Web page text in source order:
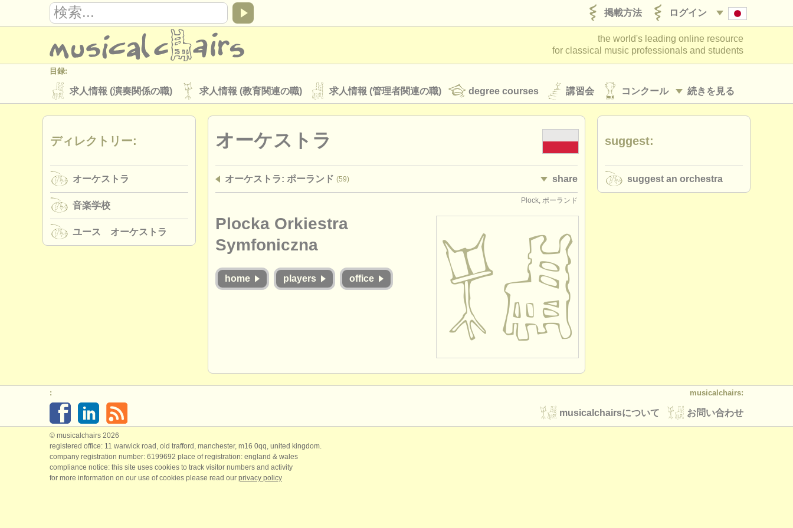
ログイン
掲載方法
the world's leading online resource
for classical music professionals and students
目録:
続きを見る
求人情報 (演奏関係の職) 求人情報 (教育関連の職) 求人情報 (管理者関連の職) degree courses 講習会 コンクール
楽器の販売 盗まれた楽器
ディレクトリー:
musicalchairs:
musicalchairsについて
出版社:
掲載方法 find out about our ATS ATS
オーケストラ
オーケストラ: ポーランド (59) share
Plock, ポーランド
Plocka Orkiestra
Symfoniczna
home players office
ディレクトリー:
オーケストラ
音楽学校
ユース オーケストラ
suggest:
suggest an orchestra
musicalchairs:
お問い合わせ
musicalchairsについて
:
© musicalchairs 2026
registered office: 11 warwick road, old trafford, manchester, m16 0qq, united kingdom.
company registration number: ​6199692 place of registration: england & wales
compliance notice: ​this site uses cookies to track visitor numbers and activity
for more information on our use of cookies please read our privacy policy